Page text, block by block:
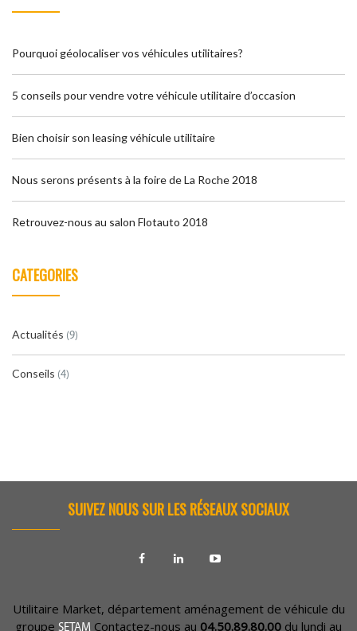
Pourquoi géolocaliser vos véhicules utilitaires?
5 conseils pour vendre votre véhicule utilitaire d’occasion
Bien choisir son leasing véhicule utilitaire
Nous serons présents à la foire de La Roche 2018
Retrouvez-nous au salon Flotauto 2018
CATEGORIES
Actualités (9)
Conseils (4)
SUIVEZ NOUS SUR LES RÉSEAUX SOCIAUX
Utilitaire Market, département aménagement de véhicule du
groupe SETAM Contactez-nous au 04.50.89.80.00 du lundi au